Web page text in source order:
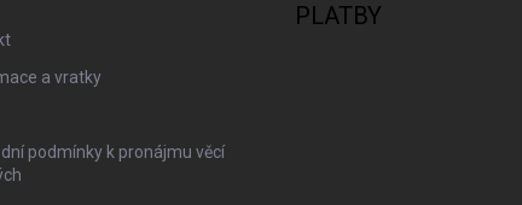
a vratky
podmínky k pronájmu věcí
PLATBY